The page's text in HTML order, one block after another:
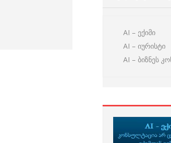
AI – ექიმი
AI – იურისტი
AI – ბიზნეს